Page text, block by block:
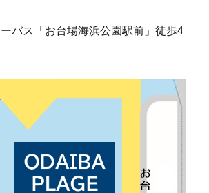
バス「お台場海浜公園駅前」徒歩4